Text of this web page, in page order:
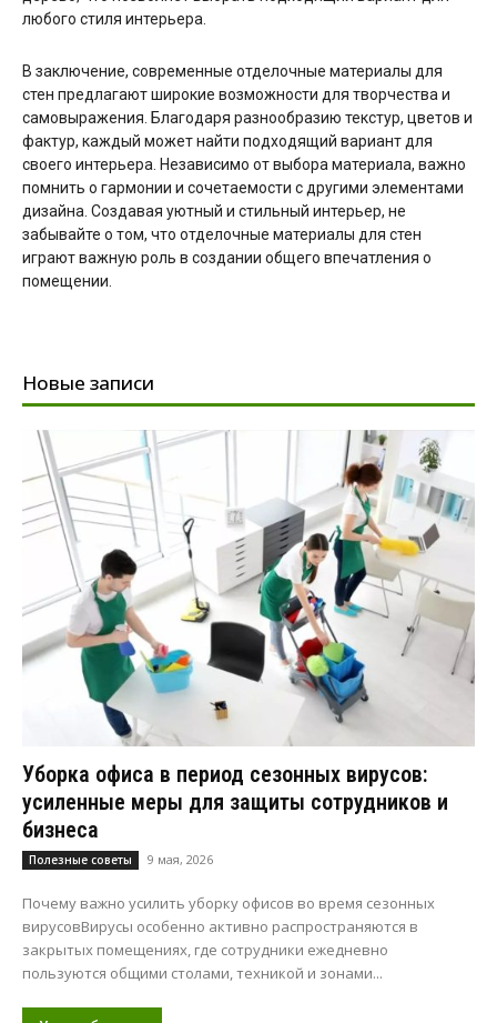
любого стиля интерьера.
В заключение, современные отделочные материалы для
стен предлагают широкие возможности для творчества и
самовыражения. Благодаря разнообразию текстур, цветов и
фактур, каждый может найти подходящий вариант для
своего интерьера. Независимо от выбора материала, важно
помнить о гармонии и сочетаемости с другими элементами
дизайна. Создавая уютный и стильный интерьер, не
забывайте о том, что отделочные материалы для стен
играют важную роль в создании общего впечатления о
помещении.
Новые записи
Уборка офиса в период сезонных вирусов:
усиленные меры для защиты сотрудников и
бизнеса
Полезные советы 9 мая, 2026
Почему важно усилить уборку офисов во время сезонных
вирусовВирусы особенно активно распространяются в
закрытых помещениях, где сотрудники ежедневно
пользуются общими столами, техникой и зонами...